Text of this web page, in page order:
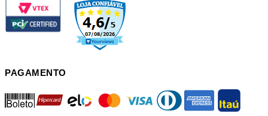
PAGAMENTO
boleto mastercard diners american itau